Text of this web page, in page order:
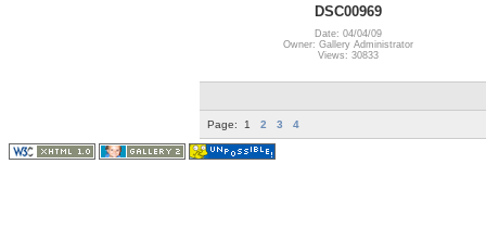
DSC00969
Date: 04/04/09
Owner: Gallery Administrator
Views: 30833
Page: 1 2 3 4